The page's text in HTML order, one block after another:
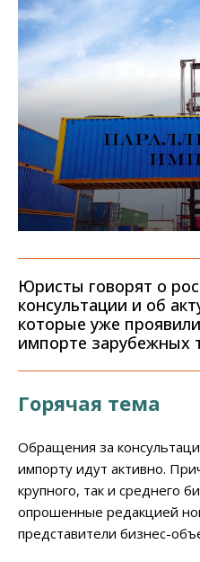
Юристы говорят о
консультации и об
которые уже
импорте зарубежных
Горячая тема
Обращения за
импорту идут активно.
крупного, так и среднего
опрошенные редакцией
представители бизнес-